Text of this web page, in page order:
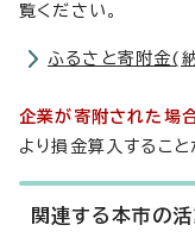
覧ください。
ふるさと寄附金(
企業が寄附された場
より損金算入すること
関連する本市の活